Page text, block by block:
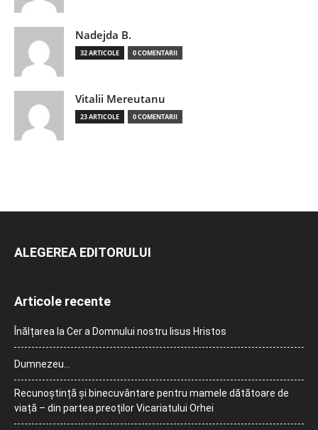
Nadejda B.
32 ARTICOLE 0 COMENTARII
Vitalii Mereutanu
23 ARTICOLE 0 COMENTARII
ALEGEREA EDITORULUI
Articole recente
Înălțarea la Cer a Domnului nostru Iisus Hristos
Dumnezeu…
Recunoștință și binecuvântare pentru mamele dătătoare de
viață – din partea preoților Vicariatului Orhei